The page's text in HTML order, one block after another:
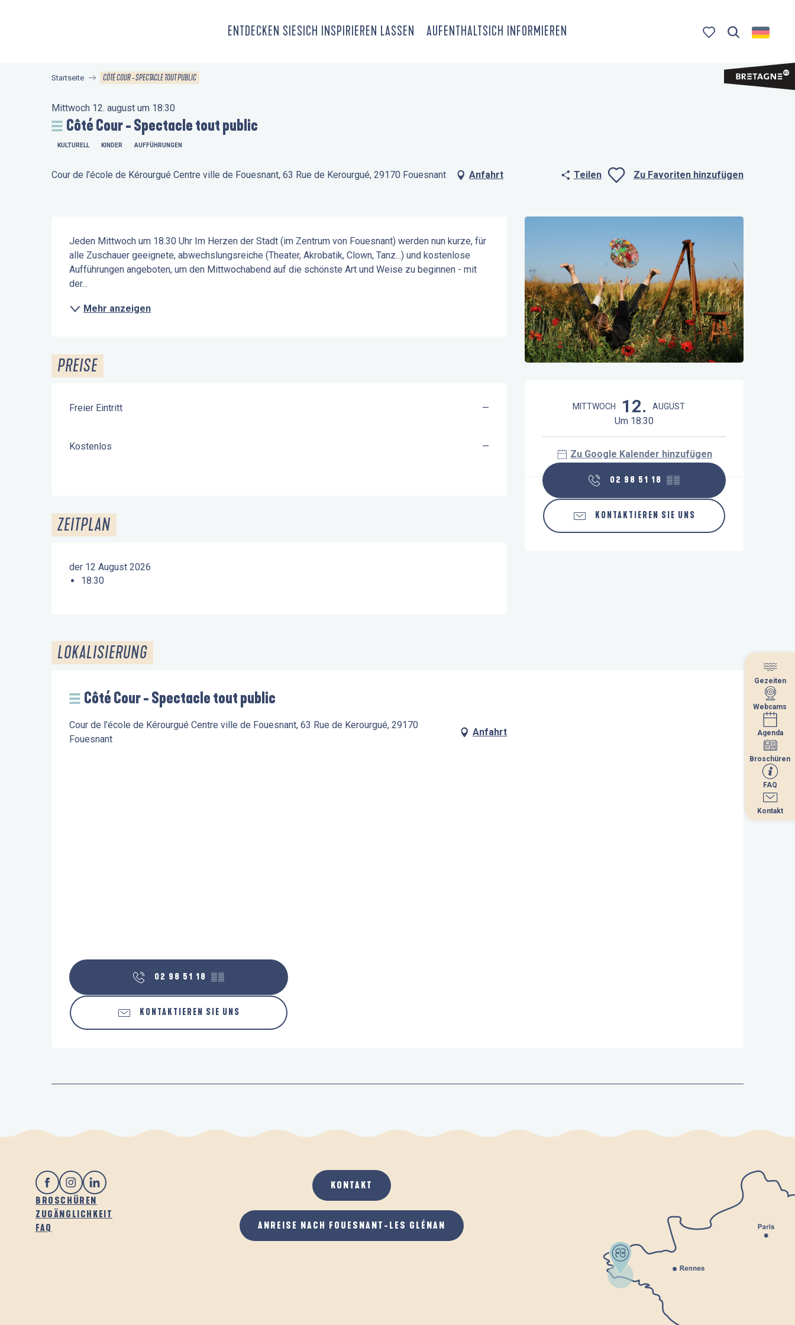
ENTDECKEN SIESICH INSPIRIEREN LASSEN AUFENTHALTSICH INFORMIEREN
Gezeiten
Webcams
Agenda
Broschüren
FAQ
Kontakt
Kontakt
Startseite CÔTÉ COUR - SPECTACLE TOUT PUBLIC
Mittwoch 12. august um 18:30
Côté Cour - Spectacle tout public
KULTURELL KINDER AUFFÜHRUNGEN
Cour de l'école de Kérourgué Centre ville de Fouesnant, 63 Rue de Kerourgué, 29170 Fouesnant Anfahrt Teilen Zu Favoriten hinzufügen
Öffnungszeiten & Kontaktdaten
MITTWOCH 12. AUGUST
Um 18:30
Zu Google Kalender hinzufügen
02 98 51 18 ▒▒
KONTAKTIEREN SIE UNS
Beschreibung
Jeden Mittwoch um 18.30 Uhr Im Herzen der Stadt (im Zentrum von Fouesnant) werden nun kurze, für
alle Zuschauer geeignete, abwechslungsreiche (Theater, Akrobatik, Clown, Tanz...) und kostenlose
Aufführungen angeboten, um den Mittwochabend auf die schönste Art und Weise zu beginnen - mit
der...
Mehr anzeigen
PREISE
Freier Eintritt —
Kostenlos —
ZEITPLAN
der 12 August 2026
18:30
LOKALISIERUNG
Côté Cour - Spectacle tout public
Cour de l'école de Kérourgué Centre ville de Fouesnant, 63 Rue de Kerourgué, 29170
Fouesnant
Anfahrt
02 98 51 18 ▒▒
KONTAKTIEREN SIE UNS
BROSCHÜREN
ZUGÄNGLICHKEIT
FAQ
KONTAKT
ANREISE NACH FOUESNANT-LES GLÉNAN